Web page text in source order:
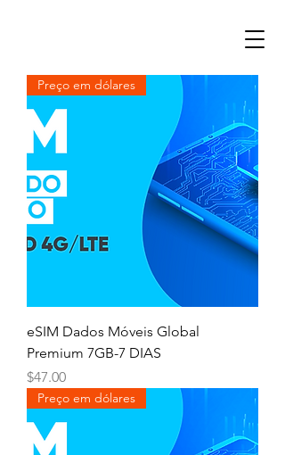
Preço em dólares
eSIM Dados Móveis Global
Premium 7GB-7 DIAS
Price
$47.00
Preço em dólares